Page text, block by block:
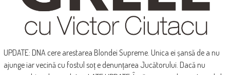
UPDATE: DNA cere arestarea Blondei Supreme. Unica ei șansă de a nu
ajunge iar vecină cu fostul soț e denunțarea Jucătorului. Dacă nu